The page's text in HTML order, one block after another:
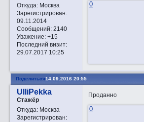
Откуда:Москва
Зарегистрирован:
09.11.2014
Сообщений:2140
Уважение: +15
Последний визит:
29.07.2017 10:25
0
Поделиться14.09.2016 20:55
UlliPekka
Стажёр
Откуда:Москва
Зарегистрирован:
Проданно
0